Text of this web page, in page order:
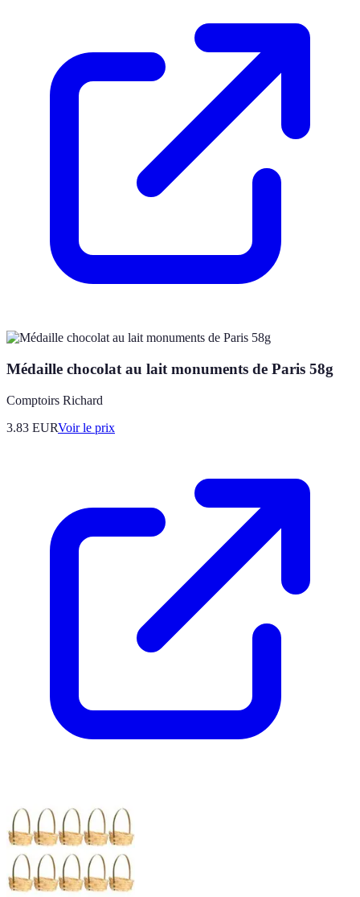
Médaille chocolat au lait monuments de Paris 58g
Comptoirs Richard
3.83 EURVoir le prix